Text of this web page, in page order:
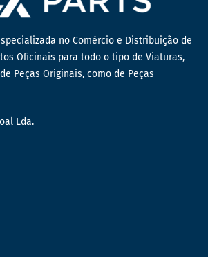
no Comércio e Distribuição de
Oficinais para todo o tipo de Viaturas,
Peças Originais, como de Peças
Lda.